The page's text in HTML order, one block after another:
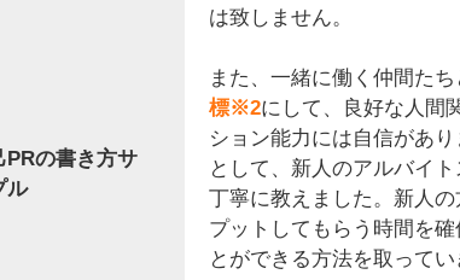
PRの書き方サ
ル
は致しません。
また、一緒に働く仲間たち
標※2にして、良好な人間
ション能力には自信があ
として、新人のアルバイ
丁寧に教えました。新人
プットしてもらう時間を
とができる方法を取ってい